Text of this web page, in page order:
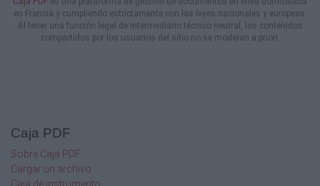
en Francia y cumpliendo estrictamente con las leyes nacionales y europeas.
Al tener una función legal de intermediario técnico neutral, los contenidos
compartidos por los usuarios del sitio no se moderan a priori.
Caja PDF
Sobre Caja PDF
Cargar un archivo